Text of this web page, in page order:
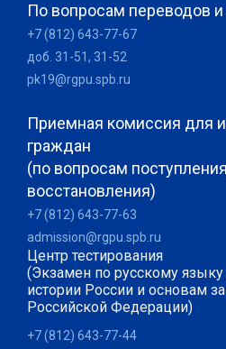
По вопросам переводов и
+7 (812) 643-77-67
доб. 31-51, 31-52
pk19@rgpu.spb.ru
Приемная комиссия для
граждан
(по вопросам
восстановления)
+7 (812) 643-77-63
admission@rgpu.spb.ru
Центр тестирования
(Экзамен по русскому языку
истории России и основам
Российской Федерации)
+7 (812) 643-77-44